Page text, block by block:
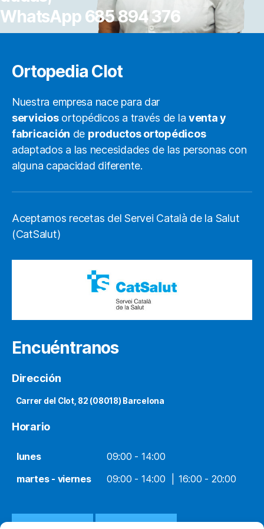
WhatsApp 685 894 376
Ortopedia Clot
Nuestra empresa nace para dar
serviciosortopédicos a través de laventa y
fabricación de productos ortopédicos
adaptados a las necesidades de las personas con
alguna capacidad diferente.
Aceptamos recetas del Servei Català de la Salut
(CatSalut)
Encuéntranos
Dirección
Carrer del Clot, 82 (08018) Barcelona
Horario
lunes
09:00 - 14:00
martes - viernes
09:00 - 14:00 16:00 - 20:00